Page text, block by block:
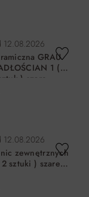
12.08.2026
GRAU
1 (
) szare
12.08.2026
zewnętrznych
sztuki ) szare